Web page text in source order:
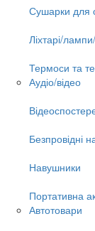
Сушарки для
Ліхтарі/
Термоси та
Аудіо/відео
Безпровідні
Навушники
Портативна
Автотовари